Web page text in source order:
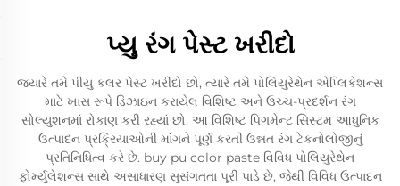
પ્યુ રંગ પેસ્ટ ખરીદો
જ્યારે તમે પીયુ કલર પેસ્ટ ખરીદો છો, ત્યારે તમે પોલિયુરેથેન એપ્લિકેશન્સ
માટે ખાસ રૂપે ડિઝાઇન કરાયેલ વિશિષ્ટ અને ઉચ્ચ-પ્રદર્શન રંગ
સોલ્યુશનમાં રોકાણ કરી રહ્યાં છો. આ વિશિષ્ટ પિગમેન્ટ સિસ્ટમ આધુનિક
ઉત્પાદન પ્રક્રિયાઓની માંગને પૂર્ણ કરતી ઉન્નત રંગ ટેકનોલોજીનું
પ્રતિનિધિત્વ કરે છે. buy pu color paste વિવિધ પોલિયુરેથેન
ફોર્મ્યુલેશન્સ સાથે અસાધારણ સુસંગતતા પૂરી પાડે છે, જેથી વિવિધ ઉત્પાદન